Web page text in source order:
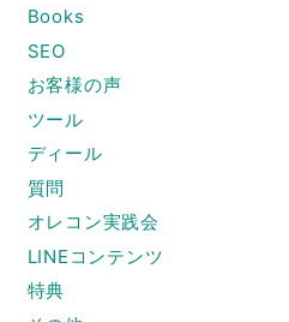
Books
SEO
お客様の声
ツール
ディール
質問
オレコン実践会
LINEコンテンツ
特典